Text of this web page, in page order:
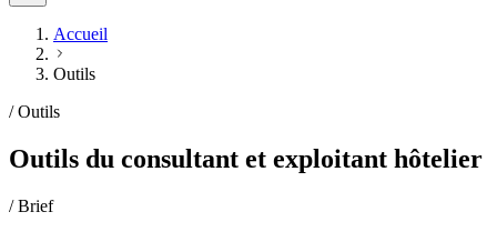
Accueil
Outils
/Outils
Outils du consultant et exploitant hôtelier
/ Brief